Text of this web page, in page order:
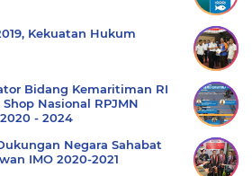
Kekuatan Hukum
Bidang Kemaritiman RI
Nasional RPJMN
- 2024
Negara Sahabat
IMO 2020-2021